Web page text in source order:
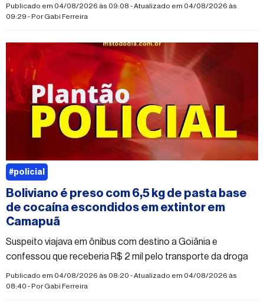
Publicado em 04/08/2026 às 09:08 - Atualizado em 04/08/2026 às
09:29 - PorGabi Ferreira
Boliviano é preso com 6,5 kg de pasta base
de cocaína escondidos em extintor em
Camapuã
Suspeito viajava em ônibus com destino a Goiânia e
confessou que receberia R$ 2 mil pelo transporte da droga
Publicado em 04/08/2026 às 08:20 - Atualizado em 04/08/2026 às
08:40 - PorGabi Ferreira
#policial